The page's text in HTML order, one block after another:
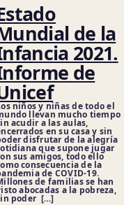
de la
2021.
de
niños y niñas de todo el
llevan mucho tiempo
acudir a las aulas,
en su casa y sin
disfrutar de la alegría
que supone jugar
sus amigos, todo ello
consecuencia de la
de COVID-19.
de familias se han
abocadas a la pobreza,
poder […]